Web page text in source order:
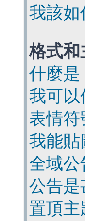
我該如
格式和
什麼是
我可以
表情符
我能貼
全域公
公告是
置頂主